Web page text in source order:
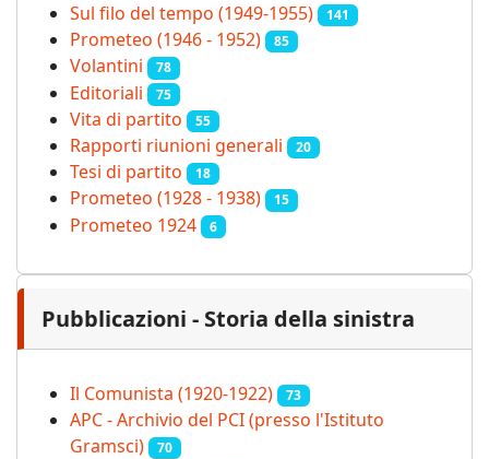
Sul filo del tempo (1949-1955) 141
Prometeo (1946 - 1952) 85
Volantini 78
Editoriali 75
Vita di partito 55
Rapporti riunioni generali 20
Tesi di partito 18
Prometeo (1928 - 1938) 15
Prometeo 1924 6
Pubblicazioni - Storia della sinistra
Il Comunista (1920-1922) 73
APC - Archivio del PCI (presso l'Istituto
Gramsci)
70